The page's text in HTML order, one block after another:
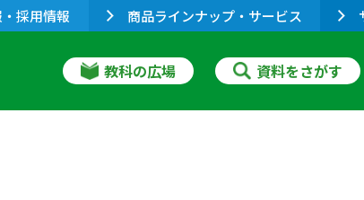
採用情報 商品ラインナップ・サービス
教科の広場 資料をさがす